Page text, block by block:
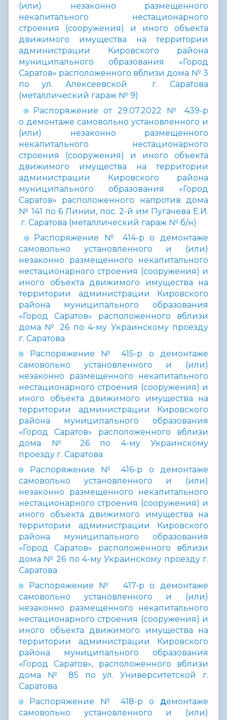
(или) незаконно размещенного
некапитального нестационарного
строения (сооружения) и иного объекта
движимого имущества на территории
администрации Кировского района
муниципального образования «Город
Саратов» расположенного вблизи дома № 3
по ул. Алексеевской г. Саратова
(металлический гараж № 9)
Распоряжение от 29.07.2022 № 439-р
о демонтаже самовольно установленного и
(или) незаконно размещенного
некапитального нестационарного
строения (сооружения) и иного объекта
движимого имущества на территории
администрации Кировского района
муниципального образования «Город
Саратов» расположенного напротив дома
№ 141 по 6 Линии, пос. 2-й им Пугачева Е.И.
г. Саратова (металлический гараж № б/н)
Распоряжение № 414-р о демонтаже
самовольно установленного и (или)
незаконно размещенного некапитального
нестационарного строения (сооружения) и
иного объекта движимого имущества на
территории администрации Кировского
района муниципального образования
«Город Саратов» расположенного вблизи
дома № 26 по 4-му Украинскому проезду
г. Саратова
Распоряжение № 415-р о демонтаже
самовольно установленного и (или)
незаконно размещенного некапитального
нестационарного строения (сооружения) и
иного объекта движимого имущества на
территории администрации Кировского
района муниципального образования
«Город Саратов» расположенного вблизи
дома № 26 по 4-му Украинскому
проезду г. Саратова
Распоряжение № 416-р о демонтаже
самовольно установленного и (или)
незаконно размещенного некапитального
нестационарного строения (сооружения) и
иного объекта движимого имущества на
территории администрации Кировского
района муниципального образования
«Город Саратов» расположенного вблизи
дома № 26 по 4-му Украинскому проезду г.
Саратова
Распоряжение № 417-р о демонтаже
самовольно установленного и (или)
незаконно размещенного некапитального
нестационарного строения (сооружения) и
иного объекта движимого имущества на
территории администрации Кировского
района муниципального образования
«Город Саратов», расположенного вблизи
дома № 85 по ул. Университетской г.
Саратова
Распоряжение № 418-р о демонтаже
самовольно установленного и (или)